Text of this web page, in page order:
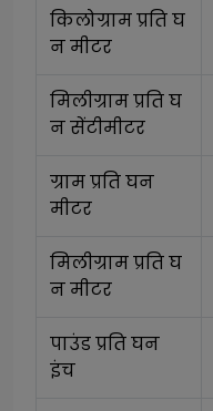
किलोग्राम प्रति घ
न मीटर
मिलीग्राम प्रति घ
न सेंटीमीटर
ग्राम प्रति घन
मीटर
मिलीग्राम प्रति घ
न मीटर
पाउंड प्रति घन
इंच